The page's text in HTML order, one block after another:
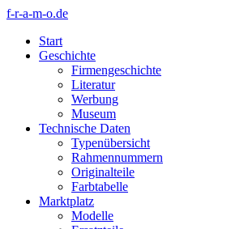
f-r-a-m-o.de
Start
Geschichte
Firmengeschichte
Literatur
Werbung
Museum
Technische Daten
Typenübersicht
Rahmennummern
Originalteile
Farbtabelle
Marktplatz
Modelle